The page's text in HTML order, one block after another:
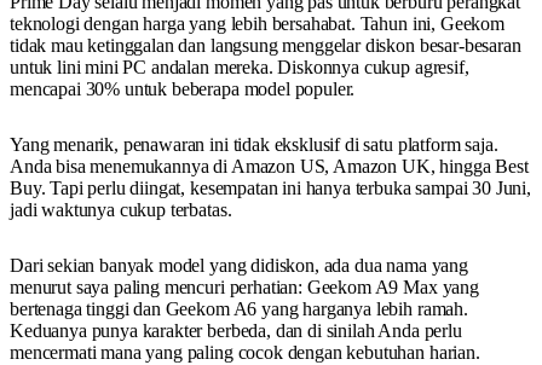
teknologi dengan harga yang lebih bersahabat. Tahun ini, Geekom
tidak mau ketinggalan dan langsung menggelar diskon besar-besaran
untuk lini mini PC andalan mereka. Diskonnya cukup agresif,
mencapai 30% untuk beberapa model populer.
Yang menarik, penawaran ini tidak eksklusif di satu platform saja.
Anda bisa menemukannya di Amazon US, Amazon UK, hingga Best
Buy. Tapi perlu diingat, kesempatan ini hanya terbuka sampai 30 Juni,
jadi waktunya cukup terbatas.
Dari sekian banyak model yang didiskon, ada dua nama yang
menurut saya paling mencuri perhatian: Geekom A9 Max yang
bertenaga tinggi dan Geekom A6 yang harganya lebih ramah.
Keduanya punya karakter berbeda, dan di sinilah Anda perlu
mencermati mana yang paling cocok dengan kebutuhan harian.